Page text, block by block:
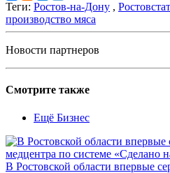
Теги: Ростов-на-Дону , Ростовстат
производство мяса
Новости партнеров
Смотрите также
Ещё Бизнес
В Ростовской области впервые